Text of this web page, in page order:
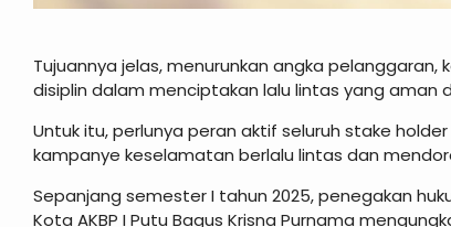
Tujuannya jelas, menurunkan angka
disiplin dalam menciptakan lalu lintas yang aman
Untuk itu, perlunya peran aktif seluruh stake
kampanye keselamatan berlalu lintas dan
Sepanjang semester I tahun 2025, penegakan
Kota AKBP I Putu Bagus Krisna Purnama